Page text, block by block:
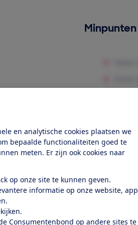
en analytische cookies plaatsen we
bepaalde functionaliteiten goed te
meten. Er zijn ook cookies naar
op onze site te kunnen geven.
informatie op onze website, app
Consumentenbond op andere sites te
test?
Minpunten